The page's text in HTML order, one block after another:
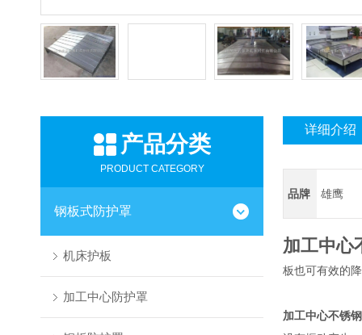
产品分类
PRODUCT CATEGORY
钢板式防护罩
机床护板
加工中心防护罩
详细介绍
品牌 雄鹰
加工中心
板也可有效的
加工中心不锈